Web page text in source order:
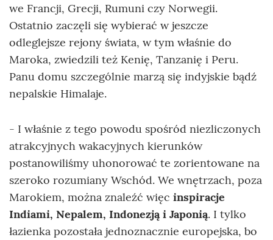
we Francji, Grecji, Rumuni czy Norwegii.
Ostatnio zaczęli się wybierać w jeszcze
odleglejsze rejony świata, w tym właśnie do
Maroka, zwiedzili też Kenię, Tanzanię i Peru.
Panu domu szczególnie marzą się indyjskie bądź
nepalskie Himalaje.
- I właśnie z tego powodu spośród niezliczonych
atrakcyjnych wakacyjnych kierunków
postanowiliśmy uhonorować te zorientowane na
szeroko rozumiany Wschód. We wnętrzach, poza
Marokiem, można znaleźć więc inspiracje
Indiami, Nepalem, Indonezją i Japonią. I tylko
łazienka pozostała jednoznacznie europejska, bo